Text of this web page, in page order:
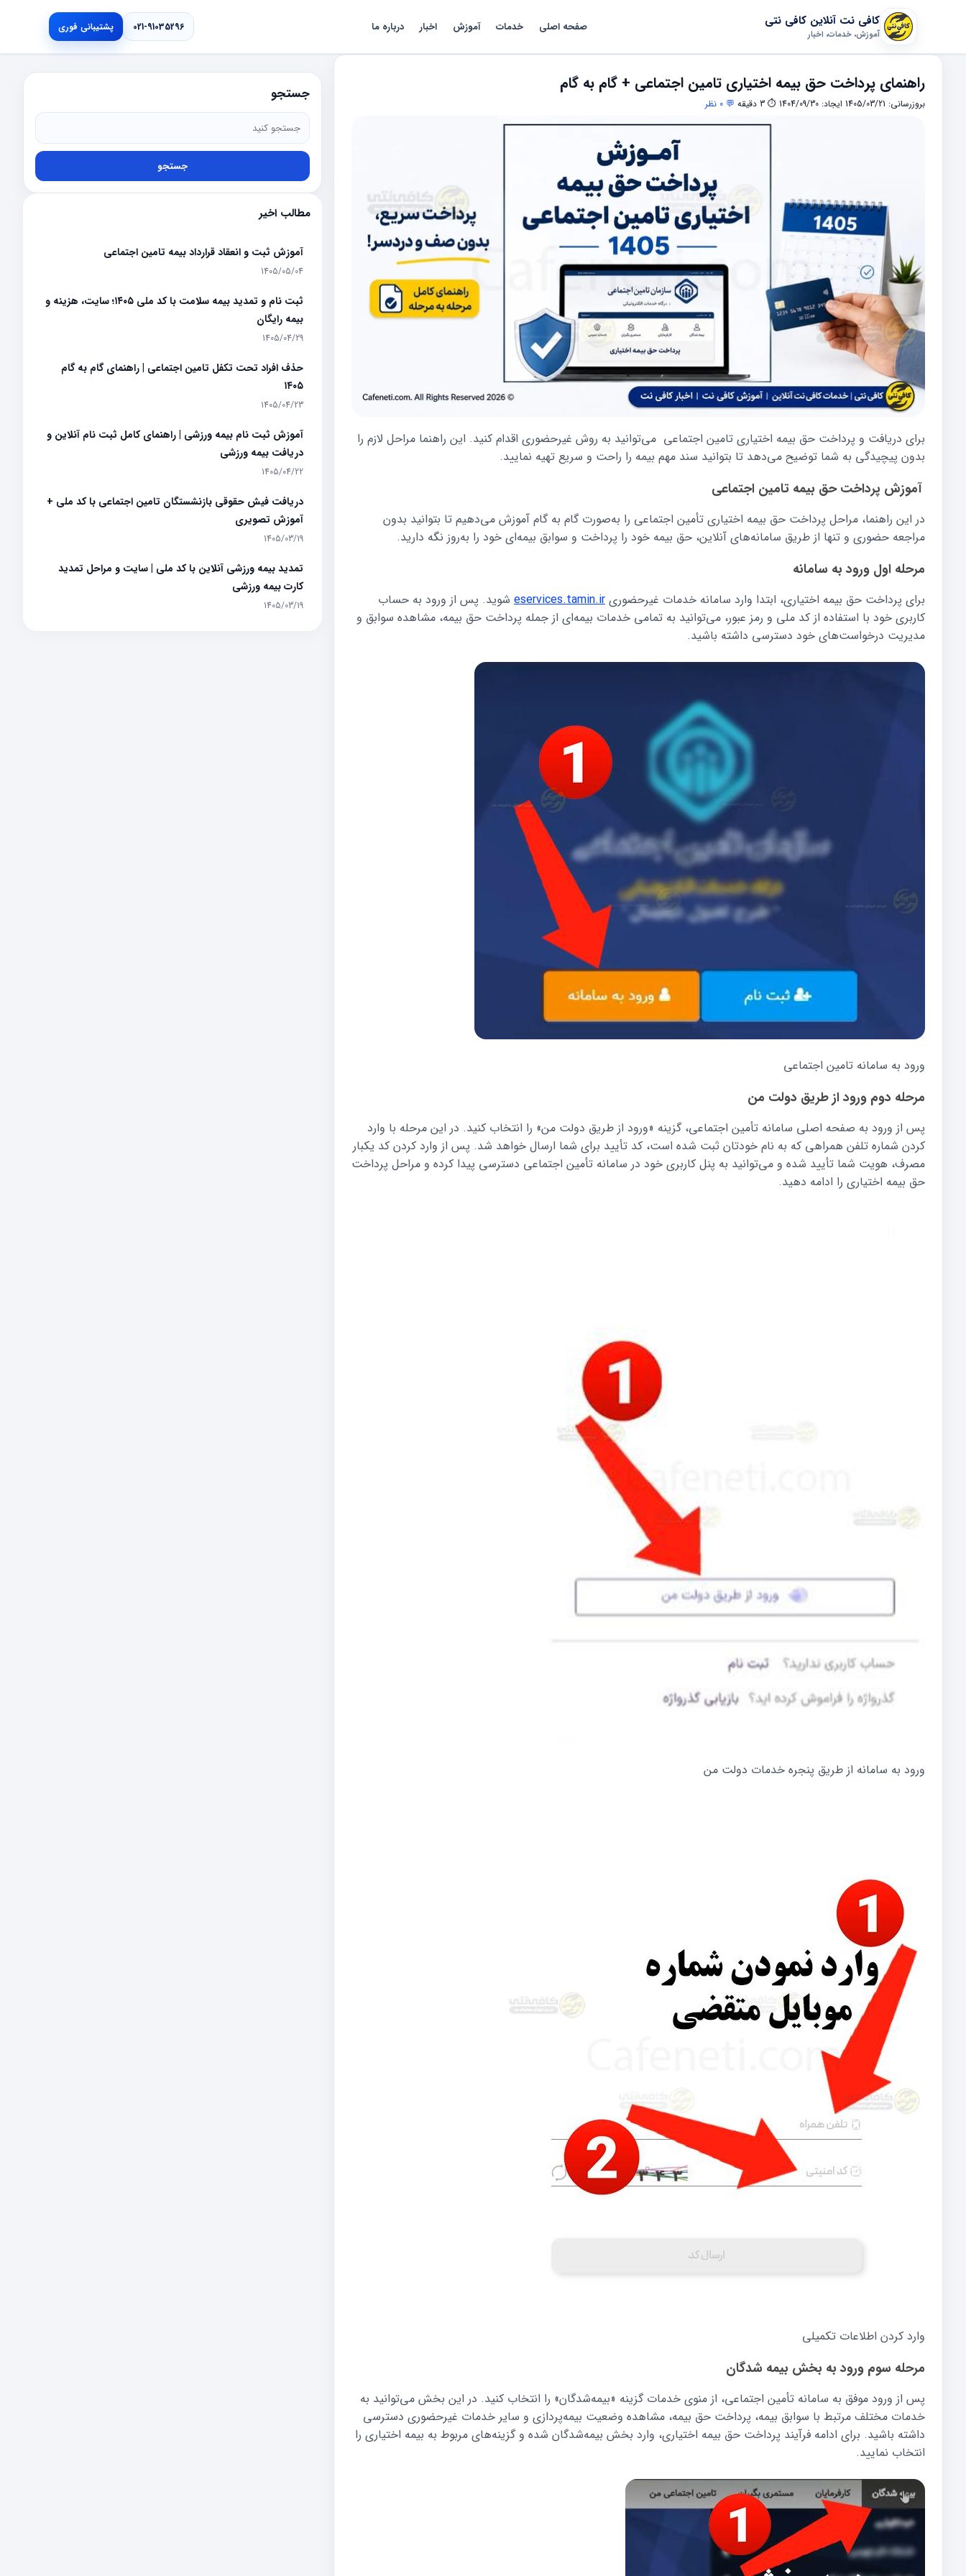
کافی نت آنلاین کافی نتی
آموزش، خدمات، اخبار
صفحه اصلی خدمات آموزش اخبار درباره ما 021-91035296 پشتیبانی فوری
راهنمای پرداخت حق بیمه اختیاری تامین اجتماعی + گام به گام
بروزرسانی: 1405/03/21 ایجاد: 1404/09/30 ⏱ 3 دقیقه 💬 0 نظر
برای دریافت و پرداخت حق بیمه اختیاری تامین اجتماعی می‌توانید به روش غیرحضوری اقدام کنید. این راهنما مراحل لازم را
بدون پیچیدگی به شما توضیح می‌دهد تا بتوانید سند مهم بیمه را راحت و سریع تهیه نمایید.
آموزش پرداخت حق بیمه تامین اجتماعی
در این راهنما، مراحل پرداخت حق بیمه اختیاری تأمین اجتماعی را به‌صورت گام‌ به‌ گام آموزش می‌دهیم تا بتوانید بدون
مراجعه حضوری و تنها از طریق سامانه‌های آنلاین، حق بیمه خود را پرداخت و سوابق بیمه‌ای خود را به‌روز نگه دارید.
مرحله اول ورود به سامانه
برای پرداخت حق بیمه اختیاری، ابتدا وارد سامانه خدمات غیرحضوری eservices.tamin.ir شوید. پس از ورود به حساب
کاربری خود با استفاده از کد ملی و رمز عبور، می‌توانید به تمامی خدمات بیمه‌ای از جمله پرداخت حق بیمه، مشاهده سوابق و
مدیریت درخواست‌های خود دسترسی داشته باشید.
ورود به سامانه تامین اجتماعی
مرحله دوم ورود از طریق دولت من
پس از ورود به صفحه اصلی سامانه تأمین اجتماعی، گزینه «ورود از طریق دولت من» را انتخاب کنید. در این مرحله با وارد
کردن شماره تلفن همراهی که به نام خودتان ثبت شده است، کد تأیید برای شما ارسال خواهد شد. پس از وارد کردن کد یکبار
مصرف، هویت شما تأیید شده و می‌توانید به پنل کاربری خود در سامانه تأمین اجتماعی دسترسی پیدا کرده و مراحل پرداخت
حق بیمه اختیاری را ادامه دهید.
ورود به سامانه از طریق پنجره خدمات دولت من
وارد کردن اطلاعات تکمیلی
مرحله سوم ورود به بخش بیمه شدگان
پس از ورود موفق به سامانه تأمین اجتماعی، از منوی خدمات گزینه «بیمه‌شدگان» را انتخاب کنید. در این بخش می‌توانید به
خدمات مختلف مرتبط با سوابق بیمه، پرداخت حق بیمه، مشاهده وضعیت بیمه‌پردازی و سایر خدمات غیرحضوری دسترسی
داشته باشید. برای ادامه فرآیند پرداخت حق بیمه اختیاری، وارد بخش بیمه‌شدگان شده و گزینه‌های مربوط به بیمه اختیاری را
انتخاب نمایید.
جستجو
جستجو
مطالب اخیر
آموزش ثبت و انعقاد قرارداد بیمه تامین اجتماعی
1405/05/04
ثبت نام و تمدید بیمه سلامت با کد ملی ۱۴۰۵؛ سایت، هزینه و
بیمه رایگان
1405/04/29
حذف افراد تحت تکفل تامین اجتماعی | راهنمای گام به گام
۱۴۰۵
1405/04/23
آموزش ثبت‌ نام بیمه ورزشی | راهنمای کامل ثبت‌ نام آنلاین و
دریافت بیمه ورزشی
1405/04/22
دریافت فیش حقوقی بازنشستگان تامین اجتماعی با کد ملی +
آموزش تصویری
1405/03/19
تمدید بیمه ورزشی آنلاین با کد ملی | سایت و مراحل تمدید
کارت بیمه ورزشی
1405/03/19